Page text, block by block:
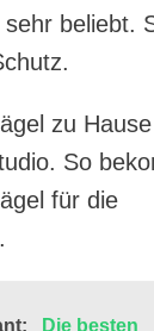
beliebt.
zu
So
für die
Die besten